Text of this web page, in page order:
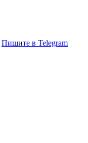
Пишите в Telegram